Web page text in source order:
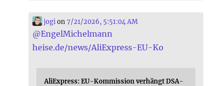
jogion7/21/2026, 5:51:04 AM
@EngelMichelmann
heise.de/news/AliExpress-EU-Ko
AliExpress: EU-Kommission verhängt DSA-